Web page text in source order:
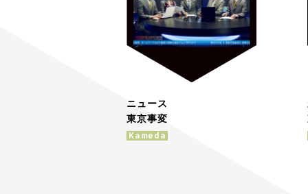
ニュース
東京事変
Kameda